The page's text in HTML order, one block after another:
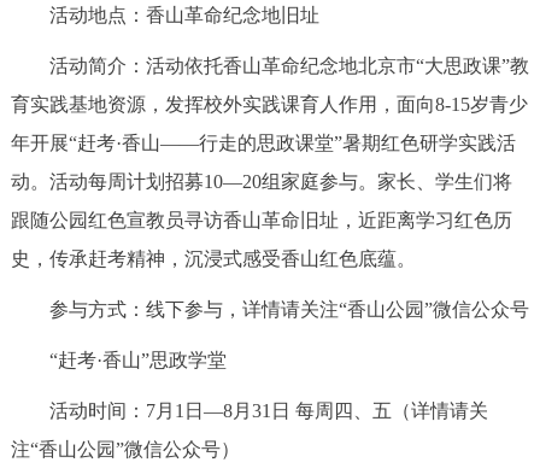
活动地点：香山革命纪念地旧址
活动简介：活动依托香山革命纪念地北京市“大思政课”教
育实践基地资源，发挥校外实践课育人作用，面向8‑15岁青少
年开展“赶考·香山——行走的思政课堂”暑期红色研学实践活
动。活动每周计划招募10—20组家庭参与。家长、学生们将
跟随公园红色宣教员寻访香山革命旧址，近距离学习红色历
史，传承赶考精神，沉浸式感受香山红色底蕴。
参与方式：线下参与，详情请关注“香山公园”微信公众号
“赶考·香山”思政学堂
活动时间：7月1日—8月31日 每周四、五（详情请关
注“香山公园”微信公众号）